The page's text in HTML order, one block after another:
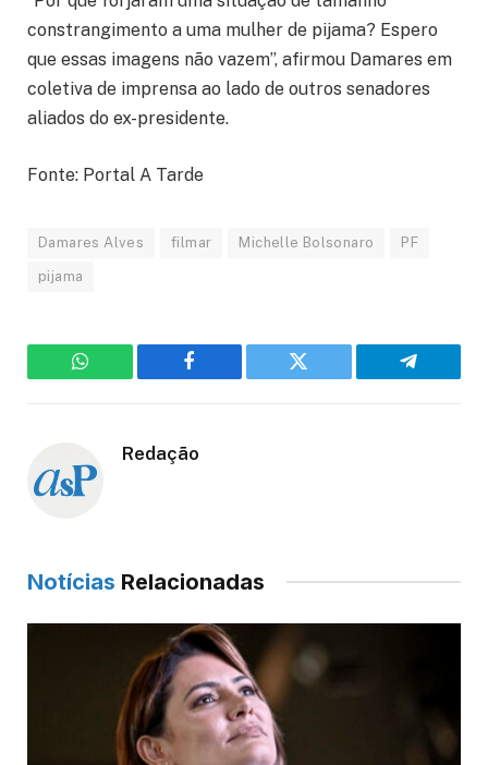
constrangimento a uma mulher de pijama? Espero
que essas imagens não vazem”, afirmou Damares em
coletiva de imprensa ao lado de outros senadores
aliados do ex-presidente.
Fonte: Portal A Tarde
Damares Alves filmar Michelle Bolsonaro PF
pijama
WhatsApp Facebook Twitter Telegram
Redação
Notícias Relacionadas